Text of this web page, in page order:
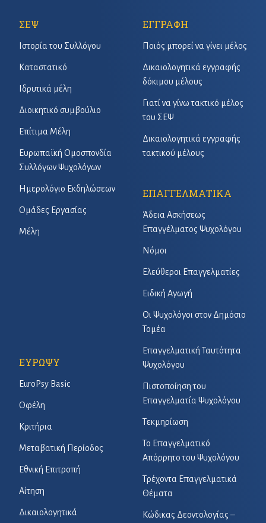
ΣΕΨ
Ιστορία του Συλλόγου
Καταστατικό
Ιδρυτικά μέλη
Διοικητικό συμβούλιο
Επίτιμα Μέλη
Ευρωπαϊκή Ομοσπονδία
Συλλόγων Ψυχολόγων
Ημερολόγιο Εκδηλώσεων
Ομάδες Εργασίας
Μέλη
ΕΓΓΡΑΦΗ
Ποιός μπορεί να γίνει μέλος
Δικαιολογητικά εγγραφής
δόκιμου μέλους
Γιατί να γίνω τακτικό μέλος
του ΣΕΨ
Δικαιολογητικά εγγραφής
τακτικού μέλους
ΕΠΑΓΓΕΛΜΑΤΙΚΑ
Άδεια Ασκήσεως
Επαγγέλματος Ψυχολόγου
Νόμοι
Ελεύθεροι Επαγγελματίες
Ειδική Αγωγή
Οι Ψυχολόγοι στον Δημόσιο
Τομέα
Επαγγελματική Ταυτότητα
Ψυχολόγου
Πιστοποίηση του
Επαγγελματία Ψυχολόγου
Τεκμηρίωση
Το Επαγγελματικό
Απόρρητο του Ψυχολόγου
Τρέχοντα Επαγγελματικά
Θέματα
Κώδικας Δεοντολογίας –
ΕΥΡΩΨΥ
EuroPsy Basic
Οφέλη
Κριτήρια
Μεταβατική Περίοδος
Εθνική Επιτροπή
Αίτηση
Δικαιολογητικά